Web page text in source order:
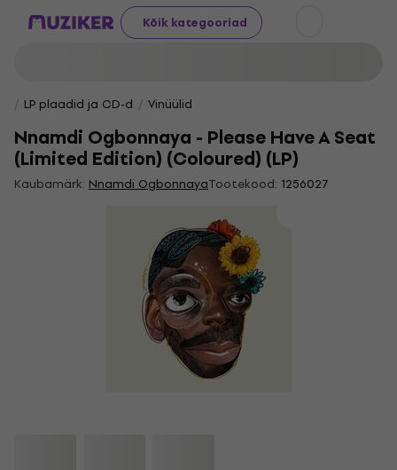
Kõik kategooriad
LP plaadid ja CD-d Vinüülid
Nnamdi Ogbonnaya - Please Have A Seat
(Limited Edition) (Coloured) (LP)
Kaubamärk: Nnamdi OgbonnayaTootekood: 1256027